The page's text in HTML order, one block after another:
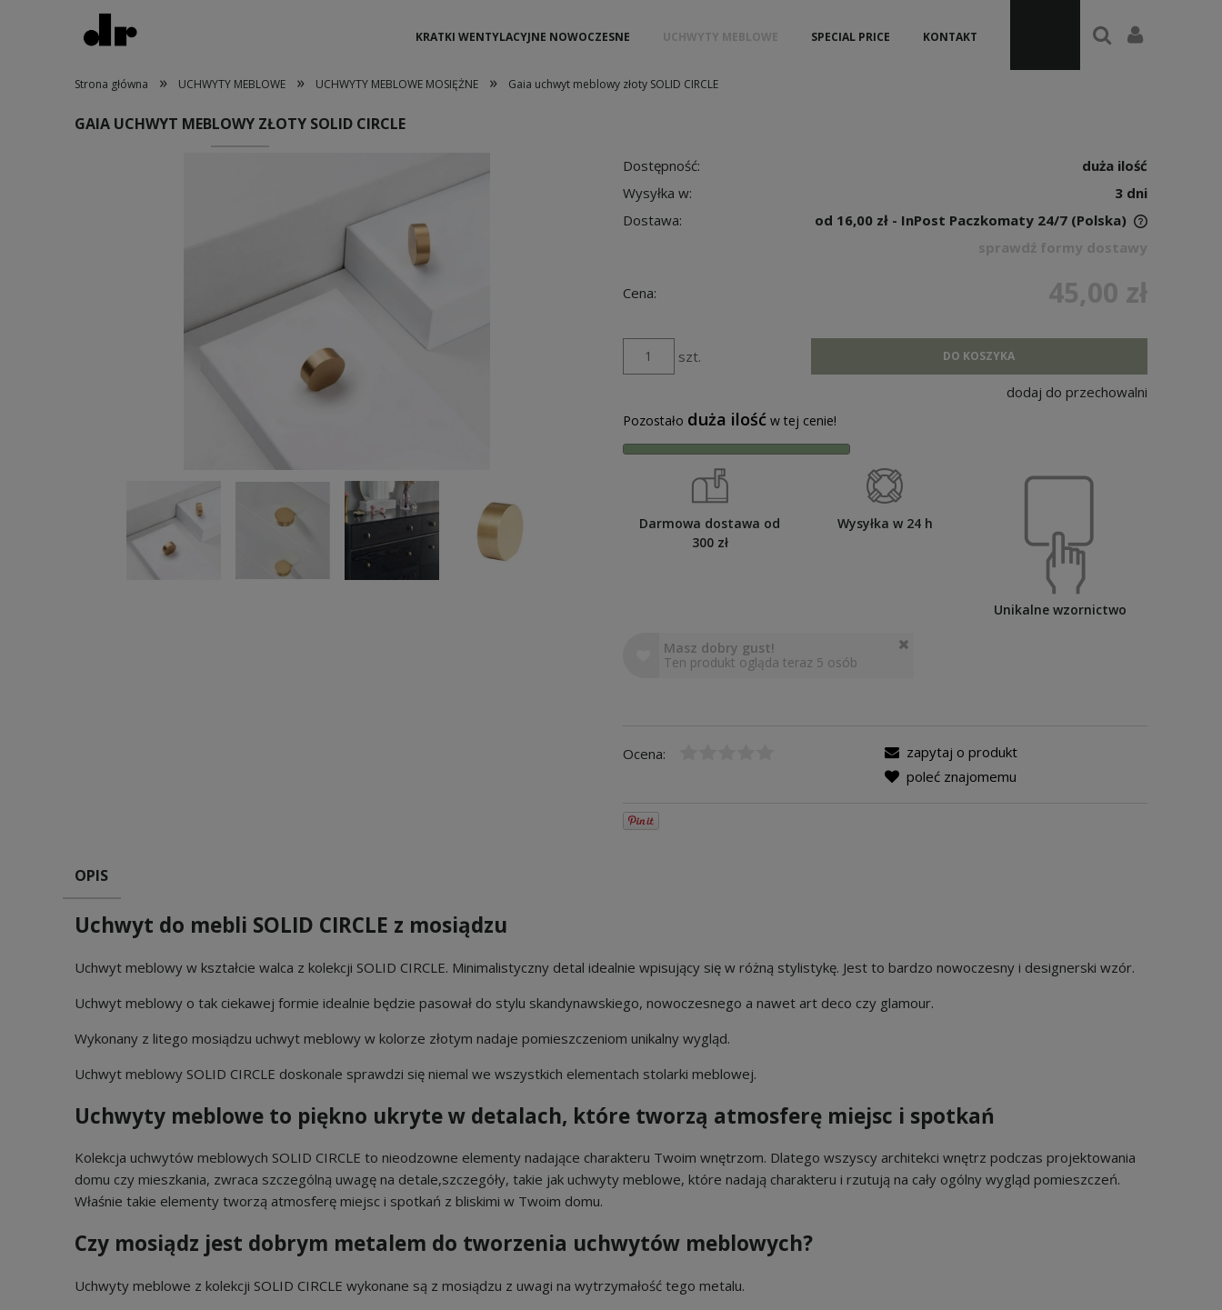
KRATKI WENTYLACYJNE NOWOCZESNE UCHWYTY MEBLOWE SPECIAL PRICE KONTAKT
Strona główna » UCHWYTY MEBLOWE » UCHWYTY MEBLOWE MOSIĘŻNE » Gaia uchwyt meblowy złoty SOLID CIRCLE
GAIA UCHWYT MEBLOWY ZŁOTY SOLID CIRCLE
Dostępność:
duża ilość
Wysyłka w:
3 dni
Dostawa:
od 16,00 zł - InPost Paczkomaty 24/7 (Polska)
sprawdź formy dostawy
Cena: 45,00 zł
szt. DO KOSZYKA
dodaj do przechowalni
Pozostało duża ilość w tej cenie!
Darmowa dostawa od
300 zł
Wysyłka w 24 h
Unikalne wzornictwo
Masz dobry gust!
Ten produkt ogląda teraz 5 osób
Ocena:
zapytaj o produkt
poleć znajomemu
OPIS
Uchwyt do mebli SOLID CIRCLE z mosiądzu
Uchwyt meblowy w kształcie walca z kolekcji SOLID CIRCLE. Minimalistyczny detal idealnie wpisujący się w różną stylistykę. Jest to bardzo nowoczesny i designerski wzór.
Uchwyt meblowy o tak ciekawej formie idealnie będzie pasował do stylu skandynawskiego, nowoczesnego a nawet art deco czy glamour.
Wykonany z litego mosiądzu uchwyt meblowy w kolorze złotym nadaje pomieszczeniom unikalny wygląd.
Uchwyt meblowy SOLID CIRCLE doskonale sprawdzi się niemal we wszystkich elementach stolarki meblowej.
Uchwyty meblowe to piękno ukryte w detalach, które tworzą atmosferę miejsc i spotkań
Kolekcja uchwytów meblowych SOLID CIRCLE to nieodzowne elementy nadające charakteru Twoim wnętrzom. Dlatego wszyscy architekci wnętrz podczas projektowania
domu czy mieszkania, zwraca szczególną uwagę na detale,szczegóły, takie jak uchwyty meblowe, które nadają charakteru i rzutują na cały ogólny wygląd pomieszczeń.
Właśnie takie elementy tworzą atmosferę miejsc i spotkań z bliskimi w Twoim domu.
Czy mosiądz jest dobrym metalem do tworzenia uchwytów meblowych?
Uchwyty meblowe z kolekcji SOLID CIRCLE wykonane są z mosiądzu z uwagi na wytrzymałość tego metalu.